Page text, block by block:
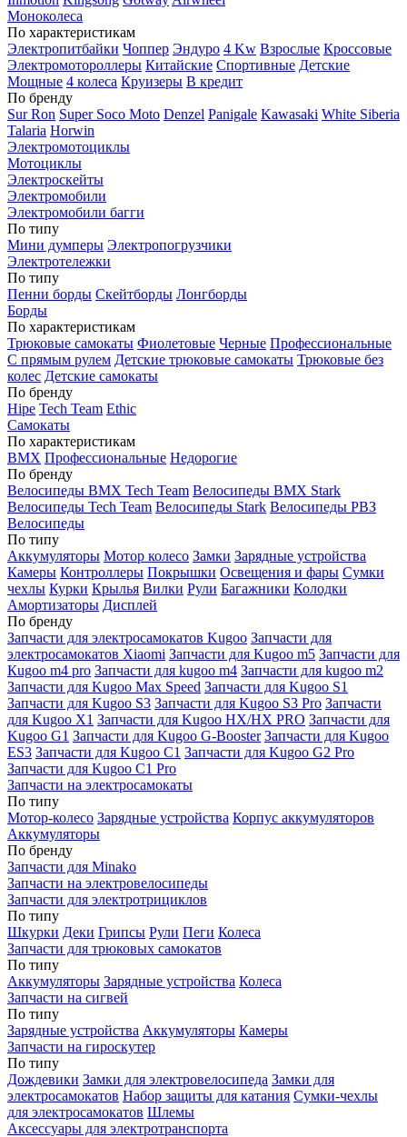
Моноколеса
По характеристикам
Электропитбайки Чоппер Эндуро 4 Kw Взрослые Кроссовые
Электромотороллеры Китайские Спортивные Детские
Мощные 4 колеса Круизеры В кредит
По бренду
Sur Ron Super Soco Moto Denzel Panigale Kawasaki White Siberia
Talaria Horwin
Электромотоциклы
Мотоциклы
Электроскейты
Электромобили
Электромобили багги
По типу
Мини думперы Электропогрузчики
Электротележки
По типу
Пенни борды Скейтборды Лонгборды
Борды
По характеристикам
Трюковые самокаты Фиолетовые Черные Профессиональные
С прямым рулем Детские трюковые самокаты Трюковые без
колес Детские самокаты
По бренду
Hipe Tech Team Ethic
Самокаты
По характеристикам
BMX Профессиональные Недорогие
По бренду
Велосипеды BMX Tech Team Велосипеды BMX Stark
Велосипеды Tech Team Велосипеды Stark Велосипеды РВЗ
Велосипеды
По типу
Аккумуляторы Мотор колесо Замки Зарядные устройства
Камеры Контроллеры Покрышки Освещения и фары Сумки
чехлы Курки Крылья Вилки Рули Багажники Колодки
Амортизаторы Дисплей
По бренду
Запчасти для электросамокатов Kugoo Запчасти для
электросамокатов Xiaomi Запчасти для Kugoo m5 Запчасти для
Кugoo m4 pro Запчасти для kugoo m4 Запчасти для kugoo m2
Запчасти для Kugoo Max Speed Запчасти для Kugoo S1
Запчасти для Kugoo S3 Запчасти для Kugoo S3 Pro Запчасти
для Kugoo X1 Запчасти для Kugoo HX/HX PRO Запчасти для
Kugoo G1 Запчасти для Kugoo G-Booster Запчасти для Kugoo
ES3 Запчасти для Kugoo C1 Запчасти для Kugoo G2 Pro
Запчасти для Kugoo C1 Pro
Запчасти на электросамокаты
По типу
Мотор-колесо Зарядные устройства Корпус аккумуляторов
Аккумуляторы
По бренду
Запчасти для Minako
Запчасти на электровелосипеды
Запчасти для электротрициклов
По типу
Шкурки Деки Грипсы Рули Пеги Колеса
Запчасти для трюковых самокатов
По типу
Аккумуляторы Зарядные устройства Колеса
Запчасти на сигвей
По типу
Зарядные устройства Аккумуляторы Камеры
Запчасти на гироскутер
По типу
Дождевики Замки для электровелосипеда Замки для
электросамокатов Набор защиты для катания Сумки-чехлы
для электросамокатов Шлемы
Аксессуары для электротранспорта